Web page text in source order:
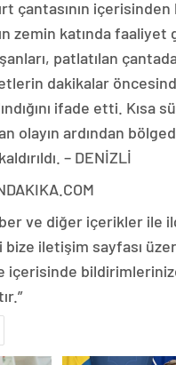
çantasının
zemin katında
patlatılan
dakikalar
ifade etti. Kısa
olayın ardından
– DENİZLİ
ve diğer içerikler ile
iletişim sayfası
içerisinde